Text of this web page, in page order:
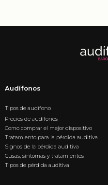
Audífonos
Tipos de audífono
Precios de audífonos
Como comprar el mejor dispositivo
Tratamiento para la pérdida auditiva
Signos de la pérdida auditiva
Cusas, síntomas y tratamientos
Tipos de pérdida auditiva